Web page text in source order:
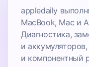
appledaily
MacBook, Mac и
Диагностика,
и
и компонентный